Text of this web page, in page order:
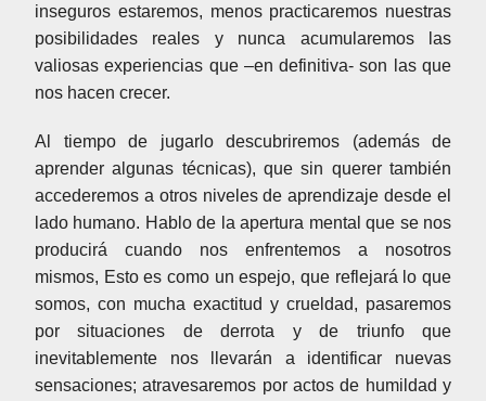
inseguros estaremos, menos practicaremos nuestras
posibilidades reales y nunca acumularemos las
valiosas experiencias que –en definitiva- son las que
nos hacen crecer.
Al tiempo de jugarlo descubriremos (además de
aprender algunas técnicas), que sin querer también
accederemos a otros niveles de aprendizaje desde el
lado humano. Hablo de la apertura mental que se nos
producirá cuando nos enfrentemos a nosotros
mismos, Esto es como un espejo, que reflejará lo que
somos, con mucha exactitud y crueldad, pasaremos
por situaciones de derrota y de triunfo que
inevitablemente nos llevarán a identificar nuevas
sensaciones; atravesaremos por actos de humildad y